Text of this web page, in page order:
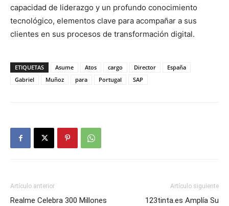
capacidad de liderazgo y un profundo conocimiento
tecnológico, elementos clave para acompañar a sus
clientes en sus procesos de transformación digital.
ETIQUETAS Asume Atos cargo Director
España
Gabriel
Muñoz para Portugal SAP
Artículo anterior
Realme Celebra 300 Millones
Artículo siguiente
123tinta.es Amplía Su